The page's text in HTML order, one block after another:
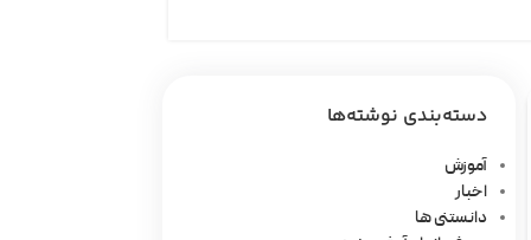
دسته‌بندی نوشته‌ها
آموزش
اخبار
دانستنی ها